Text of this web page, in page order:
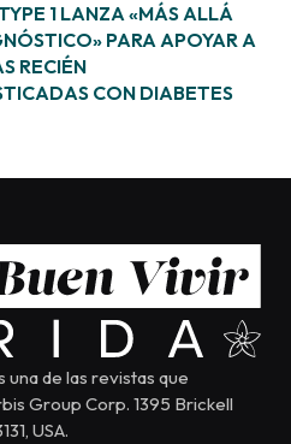
1 LANZA «MÁS ALLÁ
PARA APOYAR A
RECIÉN
CON DIABETES
una de las revistas que
Group Corp. 1395 Brickell
USA.